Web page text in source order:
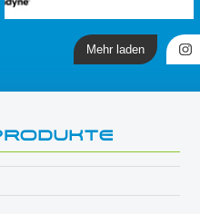
Mehr laden